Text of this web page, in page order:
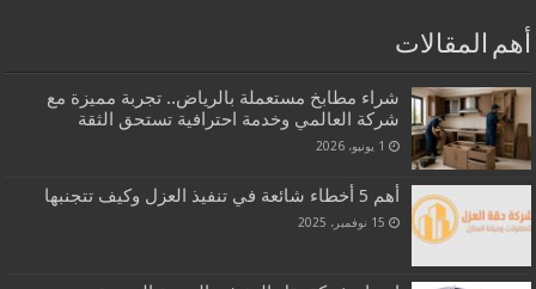
أهم المقالات
شراء مطابخ مستعملة بالرياض.. تجربة مميزة مع
شركة العالمي وخدمة احترافية تستحق الثقة
1 يونيو، 2026
أهم 5 أخطاء شائعة في تنفيذ العزل وكيف تتجنبها
15 نوفمبر، 2025